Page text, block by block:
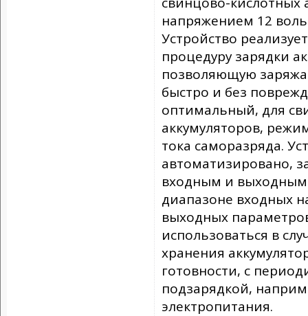
напряжением 12
Устройство
процедуру зарядки
позволяющую
быстро и без
оптимальный, для
аккумуляторов,
тока саморазряда.
автоматизировано,
входным и
диапазоне входных
выходных
использоваться в
хранения
готовности, с
подзарядкой,
электропитания.